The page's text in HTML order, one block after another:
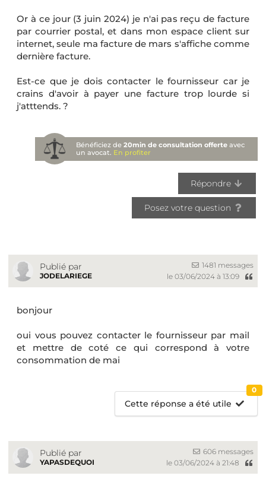
Or à ce jour (3 juin 2024) je n'ai pas reçu de facture
par courrier postal, et dans mon espace client sur
internet, seule ma facture de mars s'affiche comme
dernière facture.
Est-ce que je dois contacter le fournisseur car je
crains d'avoir à payer une facture trop lourde si
j'atttends. ?
Bénéficiez de20min de consultation offerte avec
un avocat. En profiter
Répondre
Posez votre question
Publié par
JODELARIEGE
1481 messages
le 03/06/2024 à 13:09
bonjour
oui vous pouvez contacter le fournisseur par mail
et mettre de coté ce qui correspond à votre
consommation de mai
Cette réponse a été utile
0
Publié par
YAPASDEQUOI
606 messages
le 03/06/2024 à 21:48